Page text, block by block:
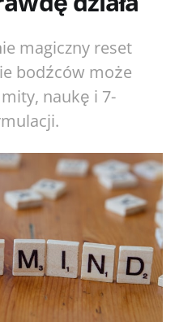
magiczny reset
bodźców może
naukę i 7-